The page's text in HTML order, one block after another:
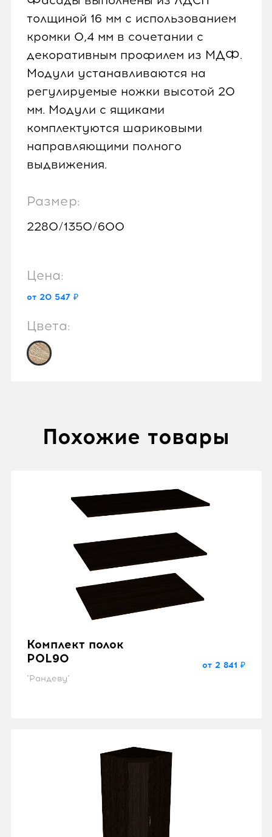
толщиной 16 мм с использованием
кромки 0,4 мм в сочетании с
декоративным профилем из МДФ.
Модули устанавливаются на
регулируемые ножки высотой 20
мм. Модули с ящиками
комплектуются шариковыми
направляющими полного
выдвижения.
Размер:
2280/1350/600
Цена:
от 20 547 ₽
Цвета:
Похожие товары
Комплект полок
POL90
"Рандеву"
от 2 841 ₽